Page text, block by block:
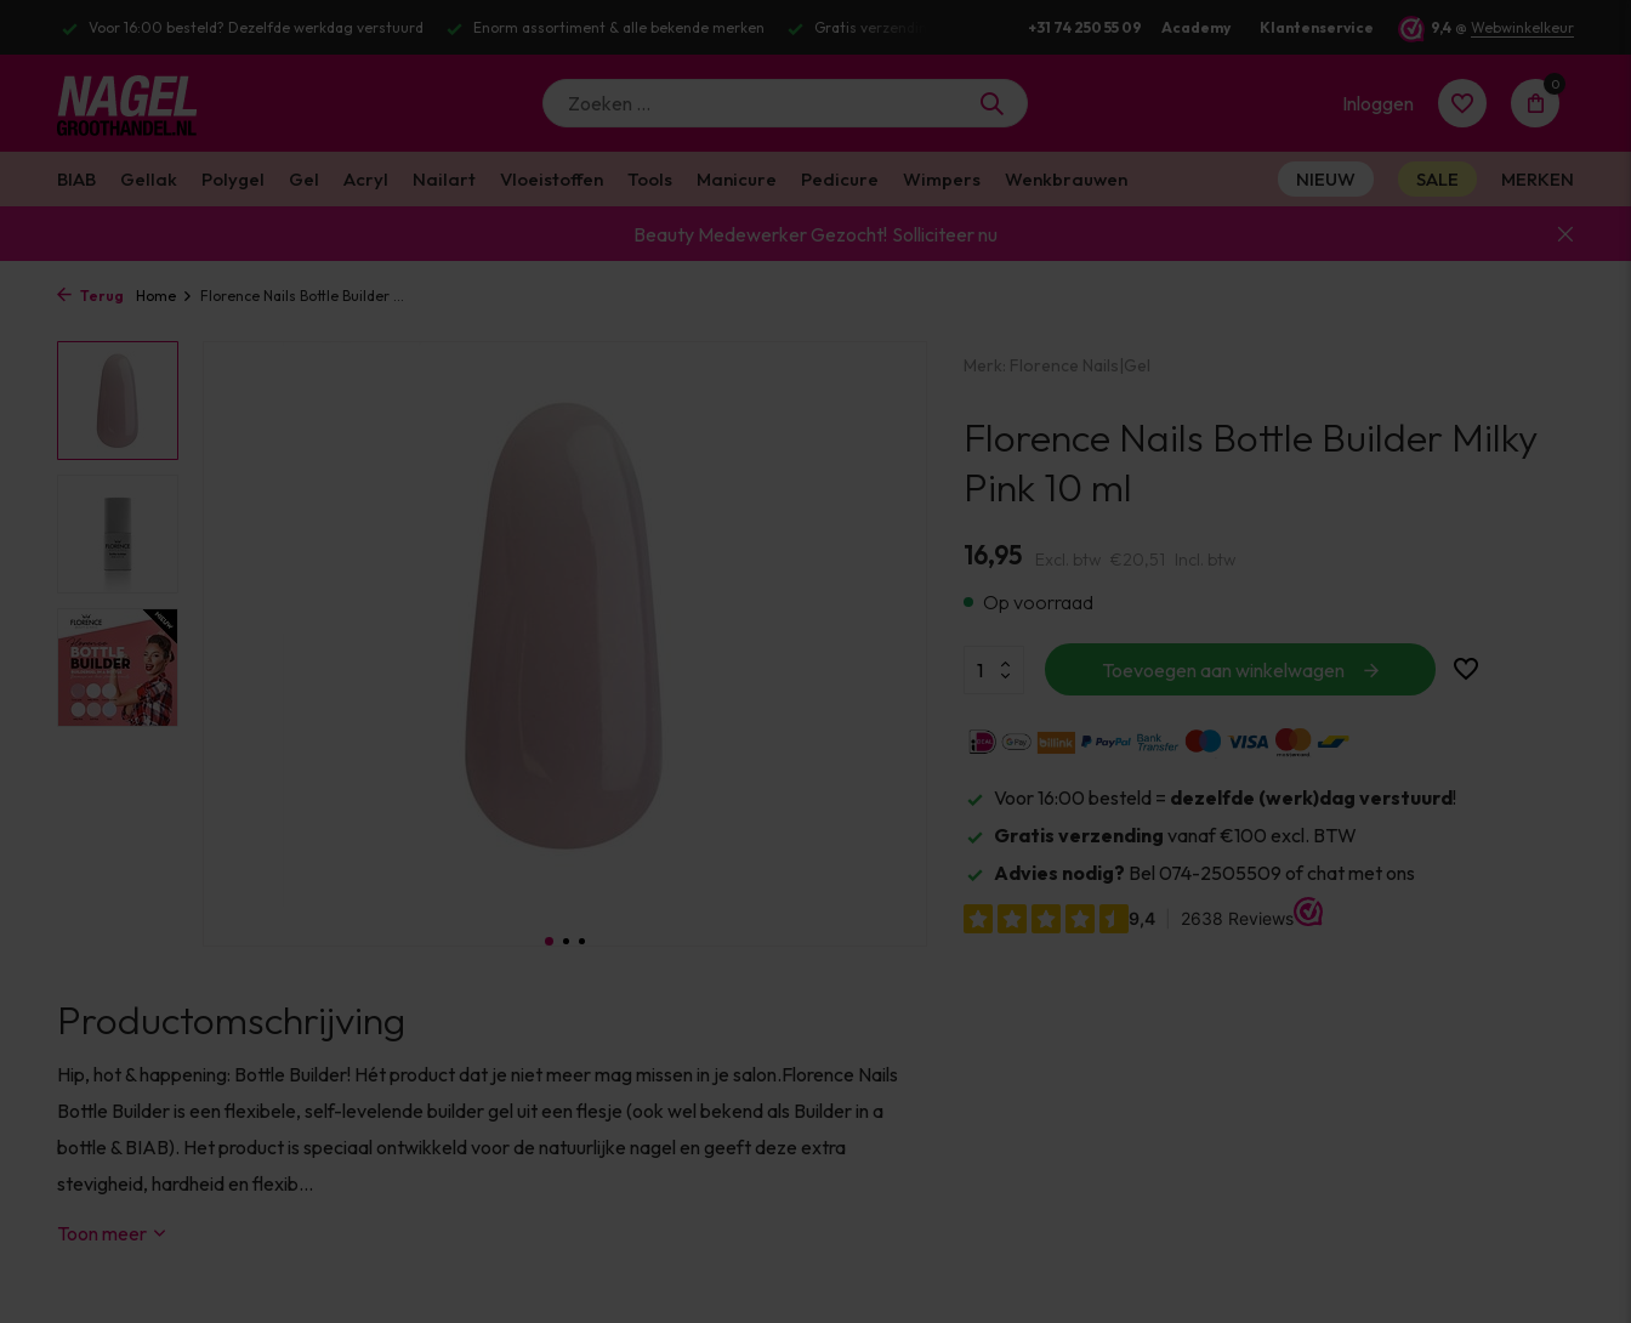
Enorm assortiment & alle bekende merken Gratis verzending v.a. €100 excl. BTW Voor 16:00 besteld? Dezelfde werkdag verstuurd
+31 74 250 55 09 Academy Klantenservice 9,4 @ Webwinkelkeur
Inloggen
Account
aanmaken
0
BIAB Gellak Polygel Gel Acryl Nailart Vloeistoffen Tools Manicure Pedicure Wimpers Wenkbrauwen NIEUW SALE MERKEN
Beauty Medewerker Gezocht! Solliciteer nu
Terug Home Florence Nails Bottle Builder ...
Productomschrijving
Hip, hot & happening: Bottle Builder! Hét product dat je niet meer mag missen in je salon.Florence Nails
Bottle Builder is een flexibele, self-levelende builder gel uit een flesje (ook wel bekend als Builder in a
bottle & BIAB). Het product is speciaal ontwikkeld voor de natuurlijke nagel en geeft deze extra
stevigheid, hardheid en flexib...
Toon meer
Merk: Florence Nails|Gel
Florence Nails Bottle Builder Milky
Pink 10 ml
16,95 Excl. btw €20,51 Incl. btw
Op voorraad
Toevoegen aan winkelwagen
Voor 16:00 besteld = dezelfde (werk)dag verstuurd!
Gratis verzending vanaf €100 excl. BTW
Advies nodig? Bel 074-2505509 of chat met ons